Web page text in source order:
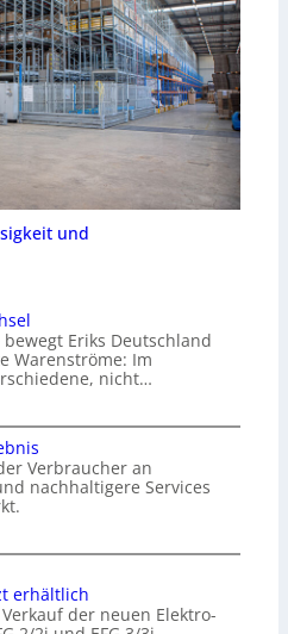
und
Eriks Deutschland
Warenströme: Im
nicht…
Verbraucher an
nachhaltigere Services
erhältlich
der neuen Elektro-